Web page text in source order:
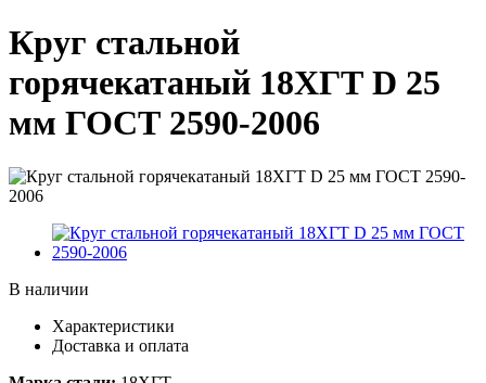
Круг стальной
горячекатаный 18ХГТ D 25
мм ГОСТ 2590-2006
В наличии
Характеристики
Доставка и оплата